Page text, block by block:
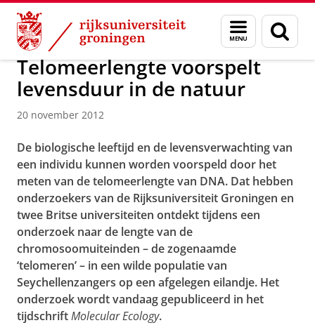
Skip
Content
Skip
Navigation
Menu
en
zoeken
Over ons Actueel Nieuws Nieuwsberichten
Telomeerlengte voorspelt
levensduur in de natuur
20 november 2012
De biologische leeftijd en de levensverwachting van
een individu kunnen worden voorspeld door het
meten van de telomeerlengte van DNA. Dat hebben
onderzoekers van de Rijksuniversiteit Groningen en
twee Britse universiteiten ontdekt tijdens een
onderzoek naar de lengte van de
chromosoomuiteinden – de zogenaamde
‘telomeren’ – in een wilde populatie van
Seychellenzangers op een afgelegen eilandje. Het
onderzoek wordt vandaag gepubliceerd in het
tijdschriftMolecular Ecology.